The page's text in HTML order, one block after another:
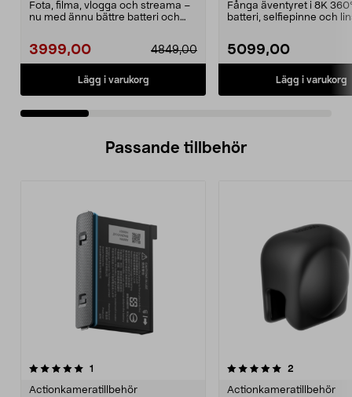
Fota, filma, vlogga och streama –
nu med ännu bättre batteri och
3999,00 4849,00
Lägg i varukorg
Fånga äventyret i 8K
batteri, selfiepinne och
5099,00
Lägg i varukorg
Passande tillbehör
1
Actionkameratillbehör
5.0av 5 stjärnor 2
Actionkameratillbehör
5.0av 5 stjärnor